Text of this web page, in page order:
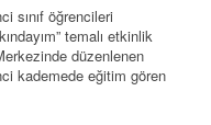
sınıf öğrencileri
temalı etkinlik
düzenlenen
kademede eğitim gören